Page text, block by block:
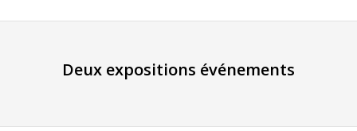
Deux expositions événements